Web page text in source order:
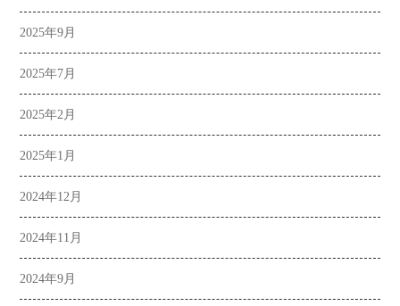
2025年9月
2025年7月
2025年2月
2025年1月
2024年12月
2024年11月
2024年9月